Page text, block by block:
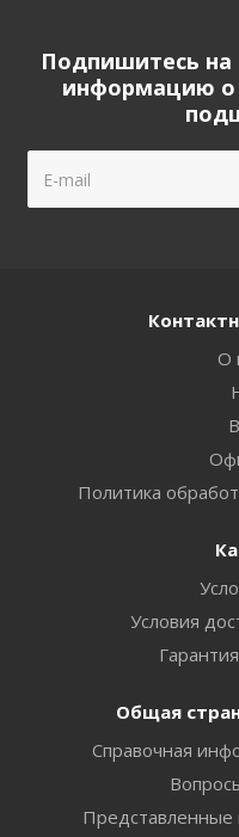
Подпишитесь на
информацию о
О
Политика
Условия
Общая
Справочная